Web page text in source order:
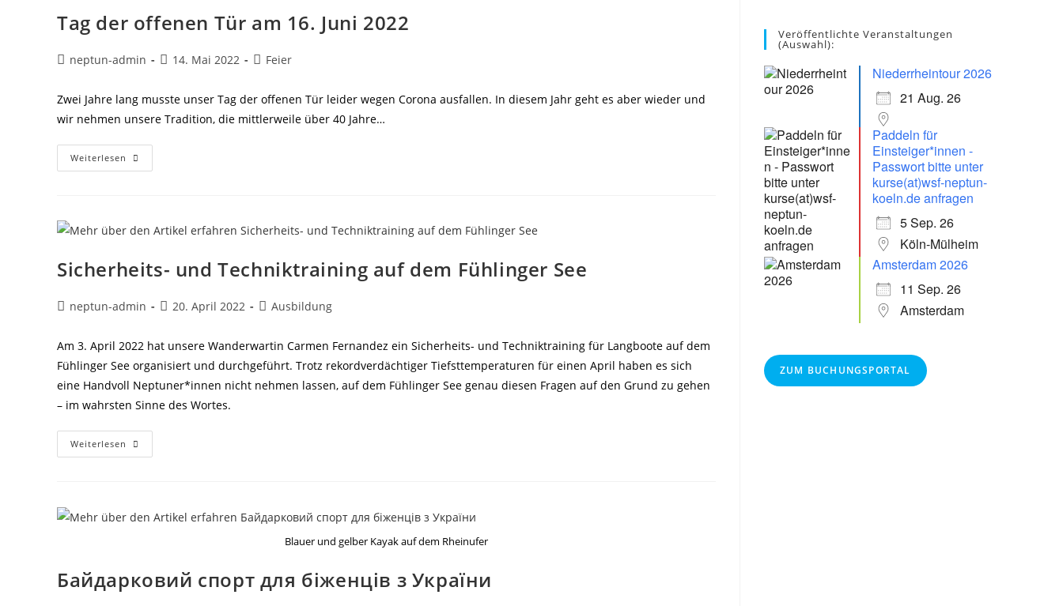
Tag der offenen Tür am 16. Juni 2022
Beitrags-
neptun-admin
Beitrag
14. Mai 2022
Beitrags-
Feier
Zwei Jahre lang musste unser Tag der offenen Tür leider wegen Corona ausfallen. In diesem Jahr geht es aber wieder und
wir nehmen unsere Tradition, die mittlerweile über 40 Jahre…
Weiterlesen Tag
Der
Juni
2022
Sicherheits- und Techniktraining auf dem Fühlinger See
Beitrags-
neptun-admin
Beitrag
20. April 2022
Beitrags-
Ausbildung
Am 3. April 2022 hat unsere Wanderwartin Carmen Fernandez ein Sicherheits- und Techniktraining für Langboote auf dem
Fühlinger See organisiert und durchgeführt. Trotz rekordverdächtiger Tiefsttemperaturen für einen April haben es sich
eine Handvoll Neptuner*innen nicht nehmen lassen, auf dem Fühlinger See genau diesen Fragen auf den Grund zu gehen
– im wahrsten Sinne des Wortes.
Weiterlesen Sicherheits-
Und
See
Blauer und gelber Kayak auf dem Rheinufer
Байдарковий спорт для біженців з України
Veröffentlichte Veranstaltungen
(Auswahl):
Niederrheintour 2026
21 Aug. 26
Paddeln für
Einsteiger*innen -
Passwort bitte unter
kurse(at)wsf-neptun-
koeln.de anfragen
5 Sep. 26
Köln-Mülheim
Amsterdam 2026
11 Sep. 26
Amsterdam
ZUM BUCHUNGSPORTAL